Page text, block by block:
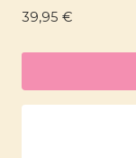
39,95 €